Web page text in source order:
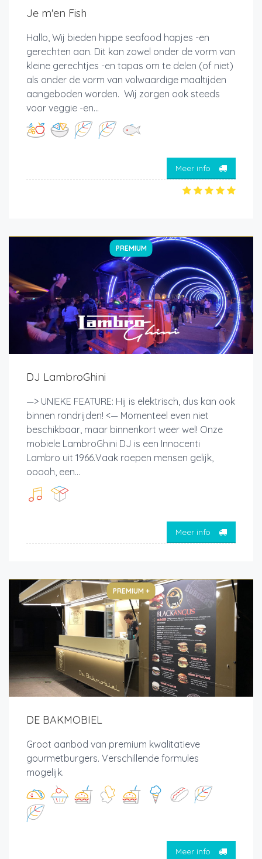
Je m'en Fish
Hallo, Wij bieden hippe seafood hapjes -en
gerechten aan. Dit kan zowel onder de vorm van
kleine gerechtjes -en tapas om te delen (of niet)
als onder de vorm van volwaardige maaltijden
aangeboden worden. Wij zorgen ook steeds
voor veggie -en...
Meer info
PREMIUM
DJ LambroGhini
—> UNIEKE FEATURE: Hij is elektrisch, dus kan ook
binnen rondrijden! <— Momenteel even niet
beschikbaar, maar binnenkort weer wel! Onze
mobiele LambroGhini DJ is een Innocenti
Lambro uit 1966.Vaak roepen mensen gelijk,
ooooh, een...
Meer info
PREMIUM +
DE BAKMOBIEL
Groot aanbod van premium kwalitatieve
gourmetburgers. Verschillende formules
mogelijk.
Meer info